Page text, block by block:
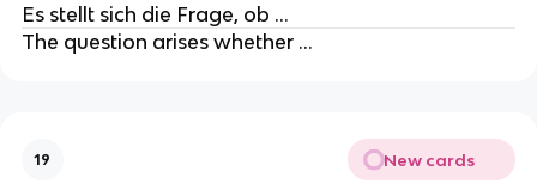
Es stellt sich die Frage, ob …
The question arises whether …
19 New cards